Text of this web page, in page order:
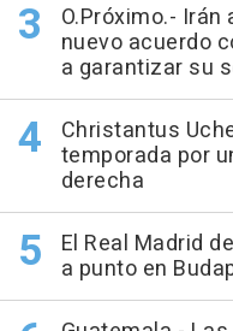
O.Próximo.-
nuevo acuerdo
a garantizar su
Christantus
temporada por
derecha
El Real Madrid
a punto en